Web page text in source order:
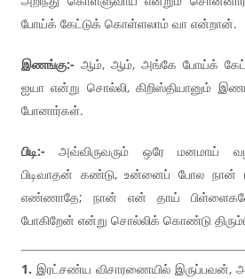
போய்க் கேட்டுக் கொள்ளலாம் வா என்றான்.
இணங்கு:- ஆம், ஆம், அங்கே போய்க்
ஐயா என்று சொல்லி, கிறிஸ்தியானும்
போனார்கள்.
பிடி:- அவ்விருவரும் ஒரே மனமாய்
பிடிவாதன் கண்டு, உன்னைப் போல நான்
எண்ணாதே; நான் என் தாய்
போகிறேன் என்று சொல்லிக் கொண்டு
1. இரட்சண்ய விசாரணையில் இருப்பவன்,